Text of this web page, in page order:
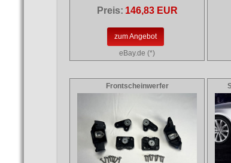
Preis: 146,83 EUR
zum Angebot
eBay.de (*)
Frontscheinwerfer